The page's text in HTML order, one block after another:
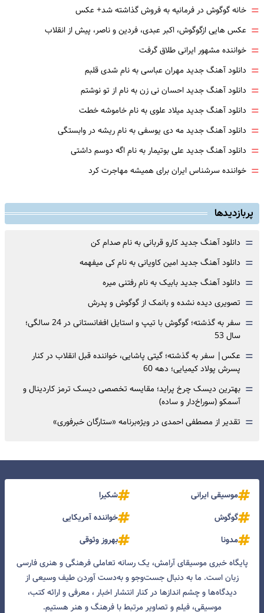
= خانه گوگوش در فرمانیه به فروش گذاشته شد+ عکس
= عکس هایی ازگوگوش، اکبر عبدی، فردین و ناصر، پیش از انقلاب
= خواننده مشهور ایرانی طلاق گرفت
= دانلود آهنگ جدید مهران عباسی به نام شدی قلبم
= دانلود آهنگ جدید احسان نی زن به نام از تو نوشتم
= دانلود آهنگ جدید میلاد علوی به نام خاموشه خطت
= دانلود آهنگ جدید مه دی یوسفی به نام ریشه در وابستگی
= دانلود آهنگ جدید علی بوتیمار به نام اگه دوسم داشتی
= خواننده سرشناس ایران برای همیشه مهاجرت کرد
پربازدیدها
= دانلود آهنگ جدید کارو قربانی به نام صدام کن
= دانلود آهنگ جدید امین کاویانی به نام کی میفهمه
= دانلود آهنگ جدید بابیک به نام رفتنی میره
= تصویری دیده نشده و بانمک از گوگوش و پدرش
=
سفر به گذشته؛ گوگوش با تیپ و استایل افغانستانی در 24 سالگی؛
سال 53
= عکس| سفر به گذشته؛ گیتی پاشایی، خواننده قبل انقلاب در کنار
پسرش پولاد کیمیایی؛ دهه 60
= بهترین دیسک چرخ پراید؛ مقایسه تخصصی دیسک ترمز کاردینال و
آسمکو (سوراخ‌دار و ساده)
= تقدیر از مصطفی احمدی در ویژه‌برنامه «ستارگان خبرفوری»
موسیقی ایرانی
شکیرا
گوگوش
خواننده آمریکایی
مدونا
بهروز وثوقی
پایگاه خبری موسیقای آرامش، یک رسانه تعاملی فرهنگی و هنری فارسی
زبان است. ما به دنبال جست‌و‌جو و به‌دست آوردن طیف وسیعی از
دیدگاه‌ها و چشم انداز‌ها در کنار انتشار اخبار ، معرفی و ارائه کتب،
موسیقی، فیلم و تصاویر مرتبط با فرهنگ و هنر هستیم.